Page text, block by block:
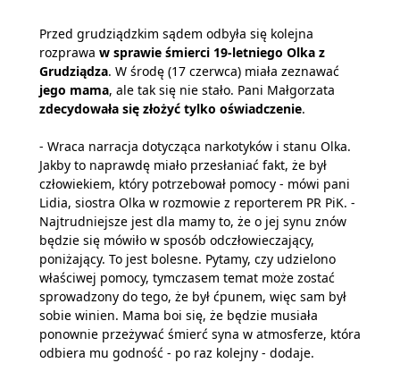
Przed grudziądzkim sądem odbyła się kolejna
rozprawa w sprawie śmierci 19-letniego Olka z
Grudziądza. W środę (17 czerwca) miała zeznawać
jego mama, ale tak się nie stało. Pani Małgorzata
zdecydowała się złożyć tylko oświadczenie.
- Wraca narracja dotycząca narkotyków i stanu Olka.
Jakby to naprawdę miało przesłaniać fakt, że był
człowiekiem, który potrzebował pomocy - mówi pani
Lidia, siostra Olka w rozmowie z reporterem PR PiK. -
Najtrudniejsze jest dla mamy to, że o jej synu znów
będzie się mówiło w sposób odczłowieczający,
poniżający. To jest bolesne. Pytamy, czy udzielono
właściwej pomocy, tymczasem temat może zostać
sprowadzony do tego, że był ćpunem, więc sam był
sobie winien. Mama boi się, że będzie musiała
ponownie przeżywać śmierć syna w atmosferze, która
odbiera mu godność - po raz kolejny - dodaje.